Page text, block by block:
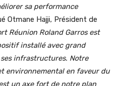
sa performance
Otmane Hajji, Président de
Réunion Roland Garros est
installé avec grand
infrastructures. Notre
environnemental en faveur du
un axe fort de notre plan